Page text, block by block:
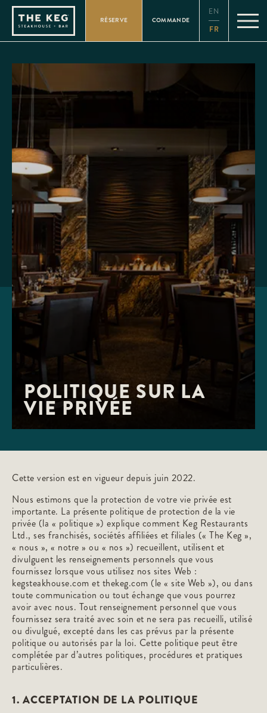
Please
note:
website
includes
accessibility
RÉSERVE COMMANDE
EN
FR
POLITIQUE SUR LA
VIE PRIVÉE
Cette version est en vigueur depuis juin 2022.
Nous estimons que la protection de votre vie privée est
importante. La présente politique de protection de la vie
privée (la « politique ») explique comment Keg Restaurants
Ltd., ses franchisés, sociétés affiliées et filiales (« The Keg »,
« nous », « notre » ou « nos ») recueillent, utilisent et
divulguent les renseignements personnels que vous
fournissez lorsque vous utilisez nos sites Web :
kegsteakhouse.com et thekeg.com (le « site Web »), ou dans
toute communication ou tout échange que vous pourrez
avoir avec nous. Tout renseignement personnel que vous
fournissez sera traité avec soin et ne sera pas recueilli, utilisé
ou divulgué, excepté dans les cas prévus par la présente
politique ou autorisés par la loi. Cette politique peut être
complétée par d’autres politiques, procédures et pratiques
particulières.
1. ACCEPTATION DE LA POLITIQUE